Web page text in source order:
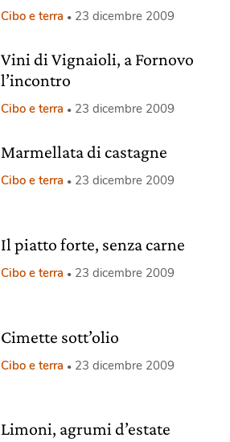
Cibo e terra 23 dicembre 2009
Vini di Vignaioli, a Fornovo
l’incontro
Cibo e terra 23 dicembre 2009
Marmellata di castagne
Cibo e terra 23 dicembre 2009
Il piatto forte, senza carne
Cibo e terra 23 dicembre 2009
Cimette sott’olio
Cibo e terra 23 dicembre 2009
Limoni, agrumi d’estate